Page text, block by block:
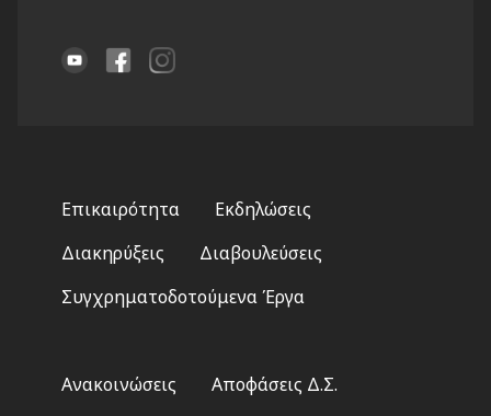
menu
Επικαιρότητα
Εκδηλώσεις
Διακηρύξεις
Διαβουλεύσεις
Συγχρηματοδοτούμενα Έργα
2
Ανακοινώσεις Αποφάσεις Δ.Σ.